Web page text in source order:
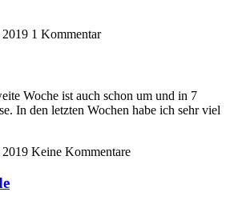
2019 1 Kommentar
Woche ist auch schon um und in 7
In den letzten Wochen habe ich sehr viel
2019 Keine Kommentare